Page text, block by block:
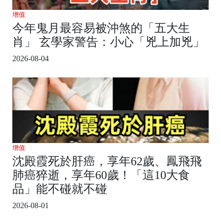
增值
今年鬼月最容易被沖煞的「五大生
肖」 玄學家警告：小心「兇上加兇」
2026-08-04
增值
沈殿霞死於肝癌，享年62歲、鳳飛飛
肺癌猝逝，享年60歲！「這10大食
品」能不碰就不碰
2026-08-01